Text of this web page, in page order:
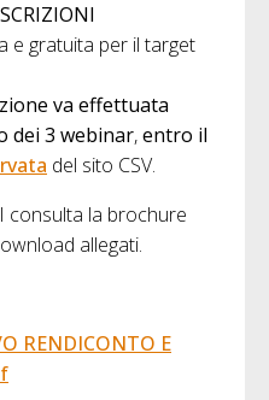
e gratuita per il target
va effettuata
dei 3 webinar,entro il
del sito CSV.
consulta la brochure
allegati.
RENDICONTO E